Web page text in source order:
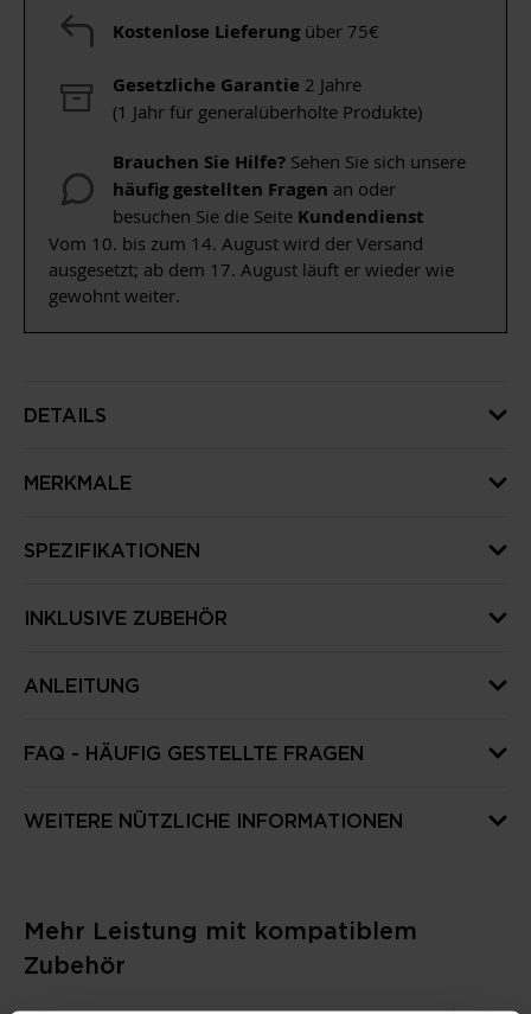
Kostenlose Lieferung über 75€
Gesetzliche Garantie 2 Jahre
(1 Jahr für generalüberholte Produkte)
Brauchen Sie Hilfe? Sehen Sie sich unsere
häufig gestellten Fragen an oder
besuchen Sie die Seite Kundendienst
Vom 10. bis zum 14. August wird der Versand
ausgesetzt; ab dem 17. August läuft er wieder wie
gewohnt weiter.
DETAILS
MERKMALE
SPEZIFIKATIONEN
INKLUSIVE ZUBEHÖR
ANLEITUNG
FAQ - HÄUFIG GESTELLTE FRAGEN
WEITERE NÜTZLICHE INFORMATIONEN
Mehr Leistung mit kompatiblem
Zubehör